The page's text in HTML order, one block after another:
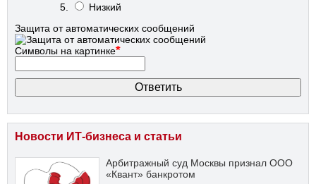
Низкий
Защита от автоматических сообщений
Символы на картинке*
Новости ИТ-бизнеса и статьи
Арбитражный суд Москвы признал ООО
«Квант» банкротом